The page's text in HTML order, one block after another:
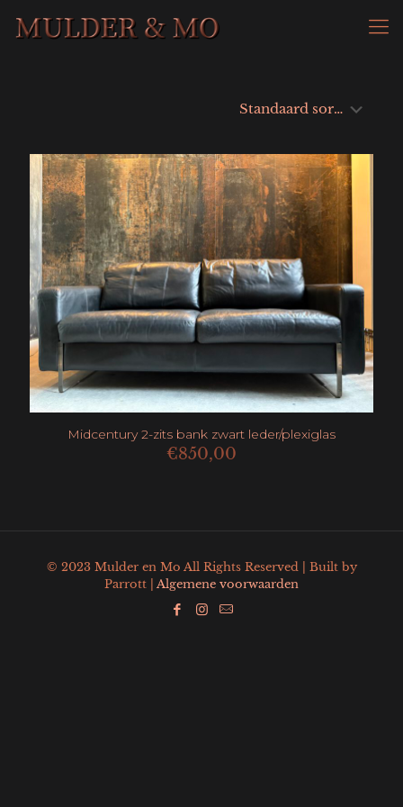
Midcentury 2-zits bank zwart leder/plexiglas
€850,00
© 2023 Mulder en Mo All Rights Reserved | Built by
Parrott | Algemene voorwaarden